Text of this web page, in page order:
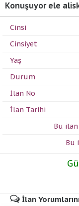
Konuşuyor ele
Cinsi
Cinsiyet
Yaş
Durum
İlan No
İlan Tarihi
Bu ilan
Bu
İlan